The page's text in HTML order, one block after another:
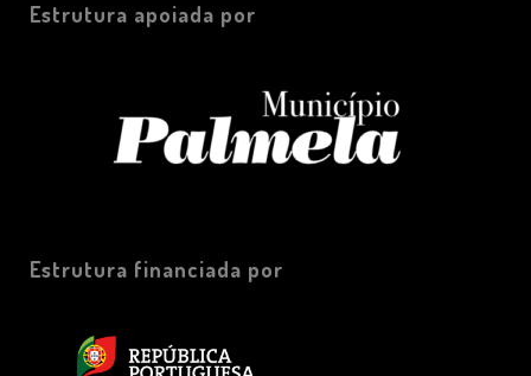
Estrutura apoiada por
Estrutura financiada por